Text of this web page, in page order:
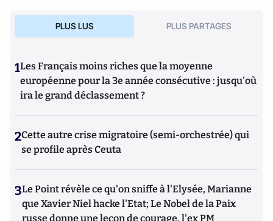
PLUS LUS PLUS PARTAGES
1Les Français moins riches que la moyenne
européenne pour la 3e année consécutive : jusqu'où
ira le grand déclassement ?
2Cette autre crise migratoire (semi-orchestrée) qui
se profile après Ceuta
3Le Point révèle ce qu'on sniffe à l'Elysée, Marianne
que Xavier Niel hacke l'Etat; Le Nobel de la Paix
russe donne une leçon de courage, l'ex PM